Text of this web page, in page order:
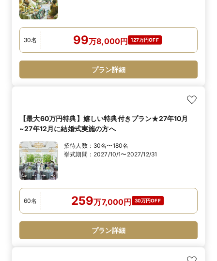
30名 99万8,000円 127万円OFF
プラン詳細
【最大60万円特典】嬉しい特典付きプラン★27年10月
~27年12月に結婚式実施の方へ
招待人数： 30名〜180名
挙式期間： 2027/10/1〜2027/12/31
60名 259万7,000円 30万円OFF
プラン詳細